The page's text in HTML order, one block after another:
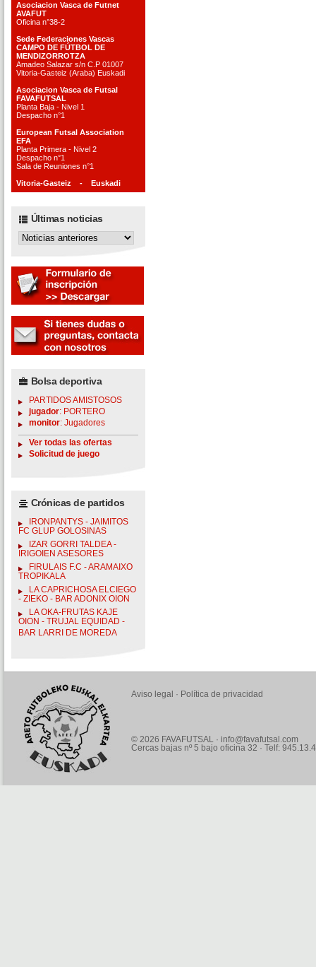
Asociacion Vasca de Futnet
AVAFUT
Oficina n°38-2
Sede Federaciones Vascas
CAMPO DE FÚTBOL DE
MENDIZORROTZA
Amadeo Salazar s/n C.P 01007
Vitoria-Gasteiz (Araba) Euskadi
Asociacion Vasca de Futsal
FAVAFUTSAL
Planta Baja - Nivel 1
Despacho n°1
European Futsal Association
EFA
Planta Primera - Nivel 2
Despacho n°1
Sala de Reuniones n°1
Vitoria-Gasteiz - Euskadi
Últimas noticias
Bolsa deportiva
PARTIDOS AMISTOSOS
jugador: PORTERO
monitor: Jugadores
Ver todas las ofertas
Solicitud de juego
Crónicas de partidos
IRONPANTYS - JAIMITOS
FC GLUP GOLOSINAS
IZAR GORRI TALDEA -
IRIGOIEN ASESORES
FIRULAIS F.C - ARAMAIXO
TROPIKALA
LA CAPRICHOSA ELCIEGO
- ZIEKO - BAR ADONIX OION
LA OKA-FRUTAS KAJE
OION - TRUJAL EQUIDAD -
BAR LARRI DE MOREDA
Aviso legal · Política de privacidad
© 2026 FAVAFUTSAL · info@favafutsal.com
Cercas bajas nº 5 bajo oficina 32 · Telf: